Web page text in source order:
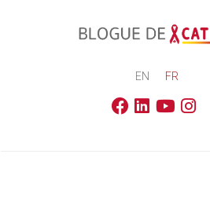
EN FR
Facebook
LinkedinYoutube